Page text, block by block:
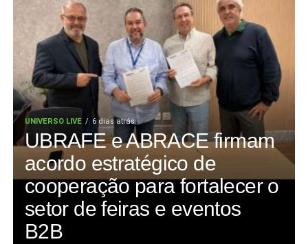
UNIVERSO LIVE 6 dias atrás
UBRAFE e ABRACE firmam
acordo estratégico de
cooperação para fortalecer o
setor de feiras e eventos
B2B